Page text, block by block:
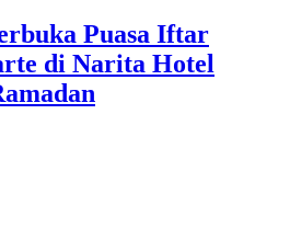
Puasa Iftar
di Narita Hotel